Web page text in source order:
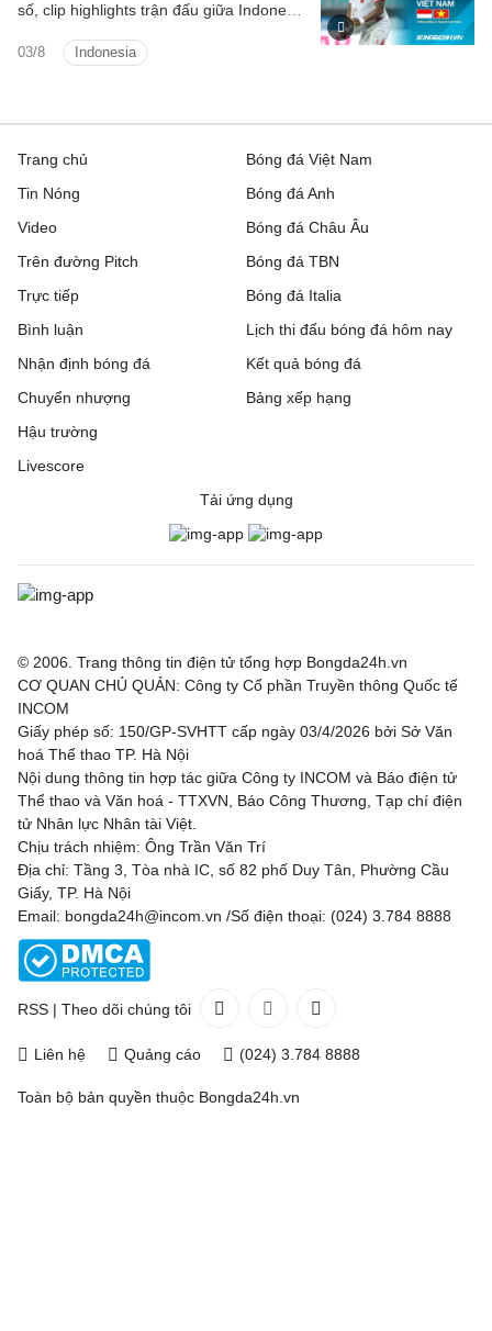
03/8 Indonesia
số, clip highlights trận đấu giữa Indonesia
Trang chủ
Tin Nóng
Video
Trên đường Pitch
Trực tiếp
Bóng đá Việt Nam
Bóng đá Anh
Bóng đá Châu Âu
Bóng đá TBN
Bóng đá Italia
Bình luận
Nhận định bóng đá
Chuyển nhượng
Hậu trường
Livescore
Lịch thi đấu bóng đá hôm nay
Kết quả bóng đá
Bảng xếp hạng
Tải ứng dụng
© 2006. Trang thông tin điện tử tổng hợp Bongda24h.vn
CƠ QUAN CHỦ QUẢN: Công ty Cổ phần Truyền thông Quốc tế
INCOM
Giấy phép số: 150/GP-SVHTT cấp ngày 03/4/2026 bởi Sở Văn
hoá Thể thao TP. Hà Nội
Nội dung thông tin hợp tác giữa Công ty INCOM và Báo điện tử
Thể thao và Văn hoá - TTXVN, Báo Công Thương, Tạp chí điện
tử Nhân lực Nhân tài Việt.
Chịu trách nhiệm: Ông Trần Văn Trí
Địa chỉ: Tầng 3, Tòa nhà IC, số 82 phố Duy Tân, Phường Cầu
Giấy, TP. Hà Nội
Email: bongda24h@incom.vn /Số điện thoại: (024) 3.784 8888
RSS | Theo dõi chúng tôi
Liên hệ Quảng cáo (024) 3.784 8888
Toàn bộ bản quyền thuộc Bongda24h.vn